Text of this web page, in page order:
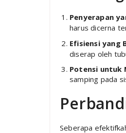
Penyerapan
harus dicerna
Efisiensi yang
diserap oleh
Potensi untuk
samping pada
Seberapa